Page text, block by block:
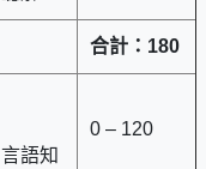
合計： 180
言語知
0 – 120